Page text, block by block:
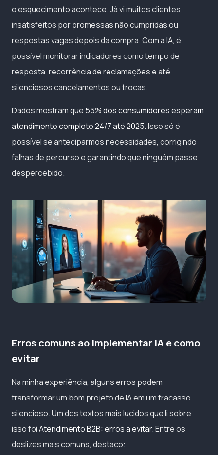
o esquecimento acontece. Já vi muitos clientes
insatisfeitos por promessas não cumpridas ou
respostas vagas depois da compra. Com a IA, é
possível monitorar indicadores como tempo de
resposta, recorrência de reclamações e até
silenciosos cancelamentos ou trocas.
Dados mostram que 55% dos consumidores esperam
atendimento completo 24/7 até 2025. Isso só é
possível se anteciparmos necessidades, corrigindo
falhas de percurso e garantindo que ninguém passe
despercebido.
Erros comuns ao implementar IA e como
evitar
Na minha experiência, alguns erros podem
transformar um bom projeto de IA em um fracasso
silencioso. Um dos textos mais lúcidos que li sobre
isso foiAtendimento B2B: erros a evitar. Entre os
deslizes mais comuns, destaco: